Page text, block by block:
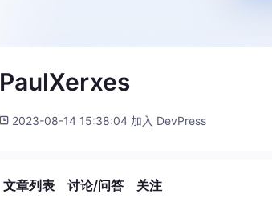
PaulXerxes
2023-08-14 15:38:04 加入 DevPress
文章列表 讨论/问答 关注